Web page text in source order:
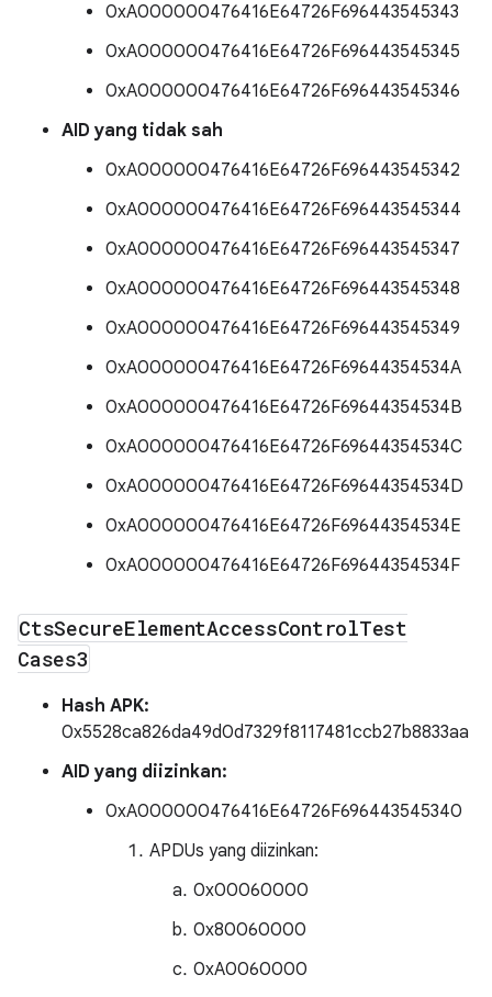
0xA000000476416E64726F696443545343
0xA000000476416E64726F696443545345
0xA000000476416E64726F696443545346
AID yang tidak sah
0xA000000476416E64726F696443545342
0xA000000476416E64726F696443545344
0xA000000476416E64726F696443545347
0xA000000476416E64726F696443545348
0xA000000476416E64726F696443545349
0xA000000476416E64726F69644354534A
0xA000000476416E64726F69644354534B
0xA000000476416E64726F69644354534C
0xA000000476416E64726F69644354534D
0xA000000476416E64726F69644354534E
0xA000000476416E64726F69644354534F
CtsSecureElementAccessControlTest
Cases3
Hash APK:
0x5528ca826da49d0d7329f8117481ccb27b8833aa
AID yang diizinkan:
0xA000000476416E64726F696443545340
APDUs yang diizinkan:
0x00060000
0x80060000
0xA0060000